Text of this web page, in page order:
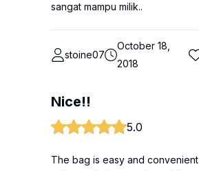
sangat mampu milik..
stoine07
October 18,
2018
Nice!!
5.0
The bag is easy and convenient